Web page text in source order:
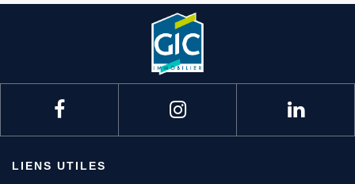
LIENS UTILES